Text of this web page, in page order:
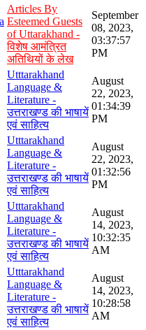
Articles By
Esteemed Guests
of Uttarakhand -
विशेष आमंत्रित
अतिथियों के लेख
September
08, 2023,
03:37:57
PM
Utttarakhand
Language &
Literature -
उत्तराखण्ड की भाषायें
एवं साहित्य
August
22, 2023,
01:34:39
PM
Utttarakhand
Language &
Literature -
उत्तराखण्ड की भाषायें
एवं साहित्य
August
22, 2023,
01:32:56
PM
Utttarakhand
Language &
Literature -
उत्तराखण्ड की भाषायें
एवं साहित्य
August
14, 2023,
10:32:35
AM
Utttarakhand
Language &
Literature -
उत्तराखण्ड की भाषायें
एवं साहित्य
August
14, 2023,
10:28:58
AM